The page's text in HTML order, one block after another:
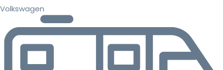
Volkswagen